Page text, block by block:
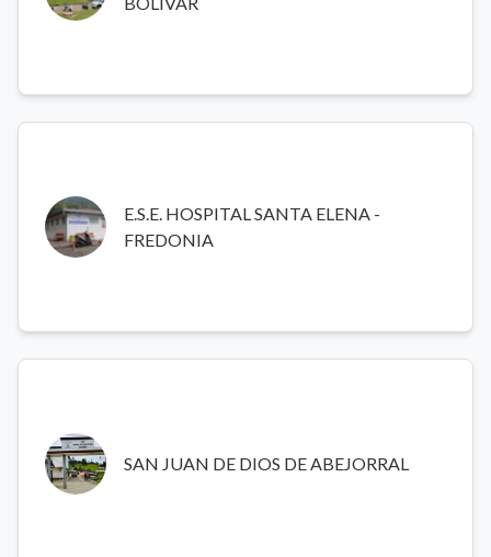
hospitalización, consulta externa y cirugía, atendiendo a la
E.S.E. HOSPITAL SANTA ELENA -
FREDONIA
Hospital comunitario que atiende a la población del
Suroeste de Antioquia, ofreciendo servicios de medicina
SAN JUAN DE DIOS DE ABEJORRAL
población del Oriente Antioqueño, especializado en
atención primaria, medicina general y programas de salud